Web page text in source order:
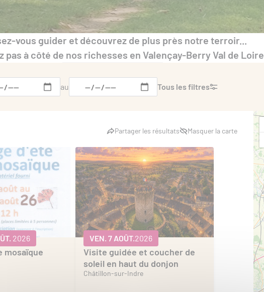
vous guider et découvrez de plus près notre terroir...
pas à côté de nos richesses en Valençay-Berry Val de
au Tous les filtres
Partager les résultats Masquer la carte
2026
mosaïque
VEN. 7 AOÛT.2026
Visite guidée et coucher de
soleil en haut du donjon
Châtillon-sur-Indre